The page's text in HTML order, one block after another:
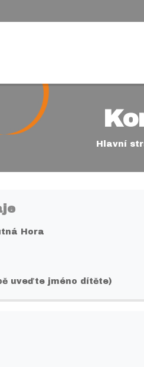
Hlavní
Hora
uveďte jméno dítěte)